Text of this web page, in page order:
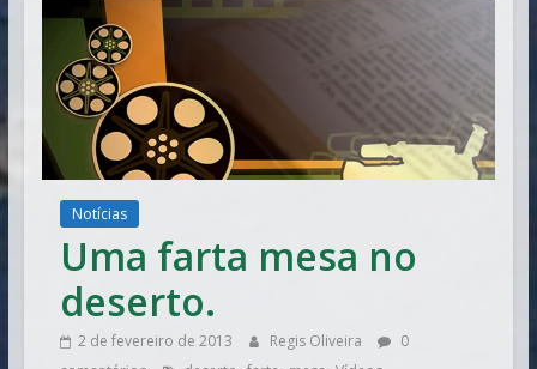
Notícias
Uma farta mesa no
deserto.
2 de fevereiro de 2013 Regis Oliveira
0